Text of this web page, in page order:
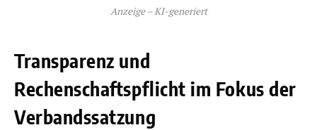
Anzeige – KI-generiert
Transparenz und
Rechenschaftspflicht im Fokus der
Verbandssatzung